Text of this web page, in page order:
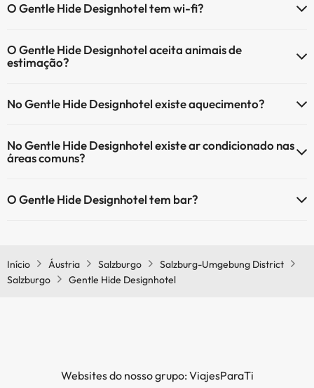
O Gentle Hide Designhotel tem wi-fi?
O Gentle Hide Designhotel aceita animais de
estimação?
No Gentle Hide Designhotel existe aquecimento?
No Gentle Hide Designhotel existe ar condicionado nas
áreas comuns?
comuns.
O Gentle Hide Designhotel tem bar?
Início Áustria Salzburgo
Salzburg-Umgebung District
Salzburgo
Gentle Hide Designhotel
Websites do nosso grupo: ViajesParaTi